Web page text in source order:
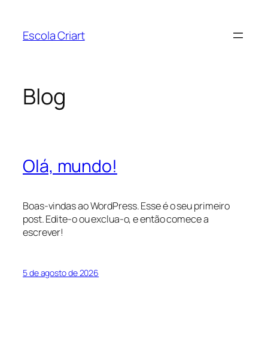
Escola Criart
Blog
Olá, mundo!
Boas-vindas ao WordPress. Esse é o seu primeiro
post. Edite-o ou exclua-o, e então comece a
escrever!
5 de agosto de 2026